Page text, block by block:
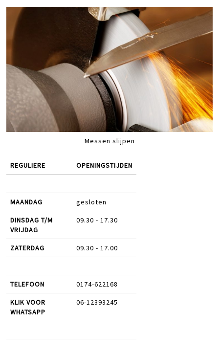
Messen slijpen
REGULIERE OPENINGSTIJDEN
MAANDAG gesloten
DINSDAG T/M
VRIJDAG
09.30 - 17.30
ZATERDAG 09.30 - 17.00
TELEFOON 0174-622168
KLIK VOOR
WHATSAPP
06-12393245